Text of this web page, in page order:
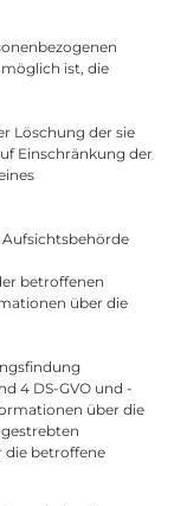
ist, die
Löschung der sie
Einschränkung der
Aufsichtsbehörde
betroffenen
über die
4 DS-GVO und -
über die
die betroffene